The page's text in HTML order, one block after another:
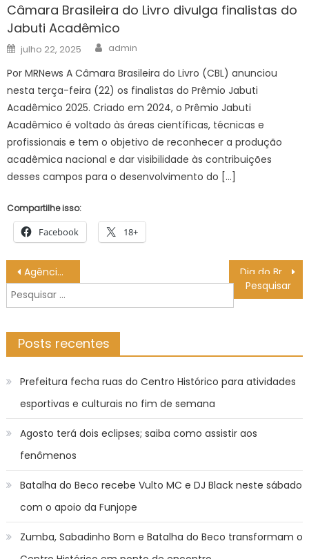
Câmara Brasileira do Livro divulga finalistas do
Jabuti Acadêmico
Posted
on
julho 22, 2025 Author
admin
Por MRNews A Câmara Brasileira do Livro (CBL) anunciou
nesta terça-feira (22) os finalistas do Prêmio Jabuti
Acadêmico 2025. Criado em 2024, o Prêmio Jabuti
Acadêmico é voltado às áreas científicas, técnicas e
profissionais e tem o objetivo de reconhecer a produção
acadêmica nacional e dar visibilidade às contribuições
desses campos para o desenvolvimento do […]
Compartilhe isso:
Facebook 18+
Navegação
de
Post
Agência Minas Gerais | Governo de Minas mapeia mais de 13 mil demandas por qualificação profissional no estado
Dia do Brincar é marcado por experiências sensoriais – CGNotícias
Pesquisar
por:
Posts recentes
Prefeitura fecha ruas do Centro Histórico para atividades
esportivas e culturais no fim de semana
Agosto terá dois eclipses; saiba como assistir aos
fenômenos
Batalha do Beco recebe Vulto MC e DJ Black neste sábado
com o apoio da Funjope
Zumba, Sabadinho Bom e Batalha do Beco transformam o